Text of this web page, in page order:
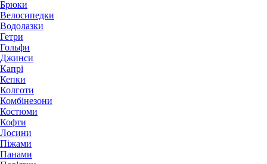
Брюки
Велосипедки
Водолазки
Гетри
Гольфи
Джинси
Капрі
Кепки
Колготи
Комбінезони
Костюми
Кофти
Лосини
Піжами
Панами